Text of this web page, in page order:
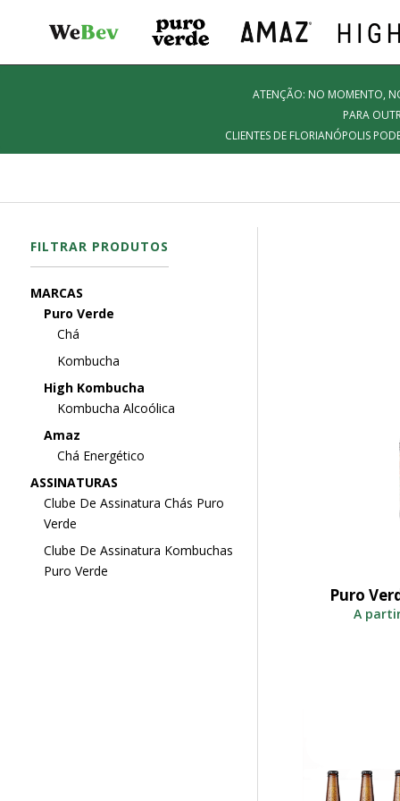
ATENÇÃO: NO MOMENTO,
PARA
CLIENTES DE FLORIANÓPOLIS
FILTRAR PRODUTOS
MARCAS
Puro Verde
Chá
Kombucha
High Kombucha
Kombucha Alcoólica
Amaz
Chá Energético
ASSINATURAS
Clube De Assinatura Chás Puro
Verde
Clube De Assinatura Kombuchas
Puro Verde
Puro
A